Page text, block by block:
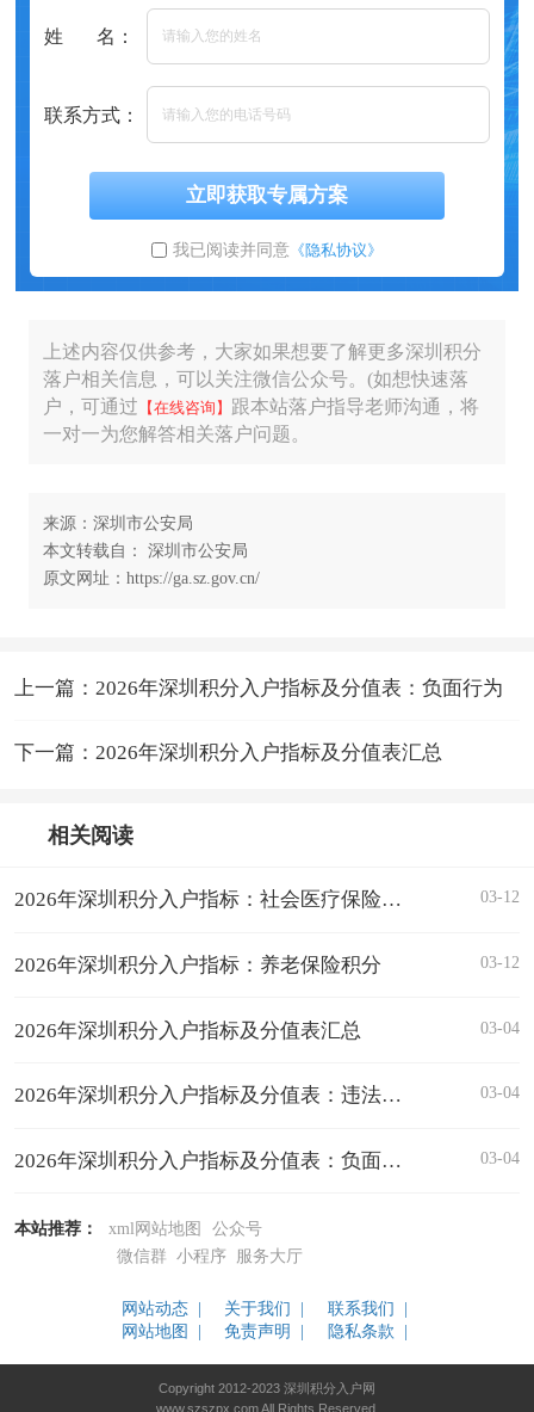
姓 名：
联系方式：
立即获取专属方案
我已阅读并同意 《隐私协议》
上述内容仅供参考，大家如果想要了解更多深圳积分
落户相关信息，可以关注微信公众号。(如想快速落
户，可通过 【在线咨询】 跟本站落户指导老师沟通，将
一对一为您解答相关落户问题。
来源：深圳市公安局
本文转载自： 深圳市公安局
原文网址：https://ga.sz.gov.cn/
上一篇：2026年深圳积分入户指标及分值表：负面行为
下一篇：2026年深圳积分入户指标及分值表汇总
相关阅读
2026年深圳积分入户指标：社会医疗保险积分 03-12
2026年深圳积分入户指标：养老保险积分 03-12
2026年深圳积分入户指标及分值表汇总 03-04
2026年深圳积分入户指标及分值表：违法行为 03-04
2026年深圳积分入户指标及分值表：负面行为 03-04
本站推荐： xml网站地图
公众号
微信群 小程序 服务大厅
网站动态 | 关于我们 |
联系我们 |
网站地图 |
免责声明 | 隐私条款 |
Copyright 2012-2023 深圳积分入户网
www.szszpx.com All Rights Reserved.